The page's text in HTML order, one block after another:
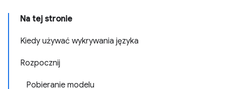
Na tej stronie
Kiedy używać wykrywania języka
Rozpocznij
Pobieranie modelu